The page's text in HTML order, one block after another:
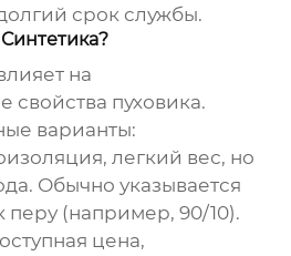
срок службы.
на
свойства пуховика.
варианты:
легкий вес, но
Обычно указывается
перу (например, 90/10).
цена,